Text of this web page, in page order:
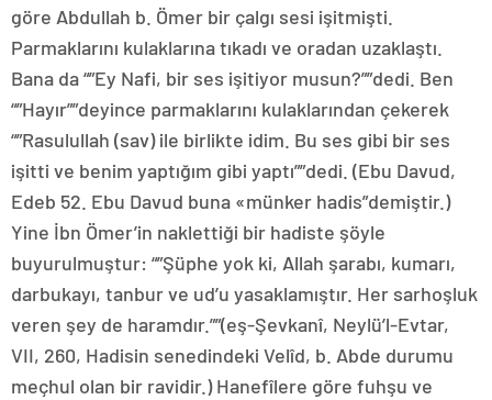
göre Abdullah b. Ömer bir çalgı sesi işitmişti.
Parmaklarını kulaklarına tıkadı ve oradan uzaklaştı.
Bana da “”Ey Nafi, bir ses işitiyor musun?””dedi. Ben
“”Hayır””deyince parmaklarını kulaklarından çekerek
“”Rasulullah (sav) ile birlikte idim. Bu ses gibi bir ses
işitti ve benim yaptığım gibi yaptı””dedi. (Ebu Davud,
Edeb 52. Ebu Davud buna «münker hadis”demiştir.)
Yine İbn Ömer’in naklettiği bir hadiste şöyle
buyurulmuştur: “”Şüphe yok ki, Allah şarabı, kumarı,
darbukayı, tanbur ve ud’u yasaklamıştır. Her sarhoşluk
veren şey de haramdır.””(eş-Şevkanî, Neylü’l-Evtar,
VII, 260, Hadisin senedindeki Velîd, b. Abde durumu
meçhul olan bir ravidir.) Hanefîlere göre fuhşu ve